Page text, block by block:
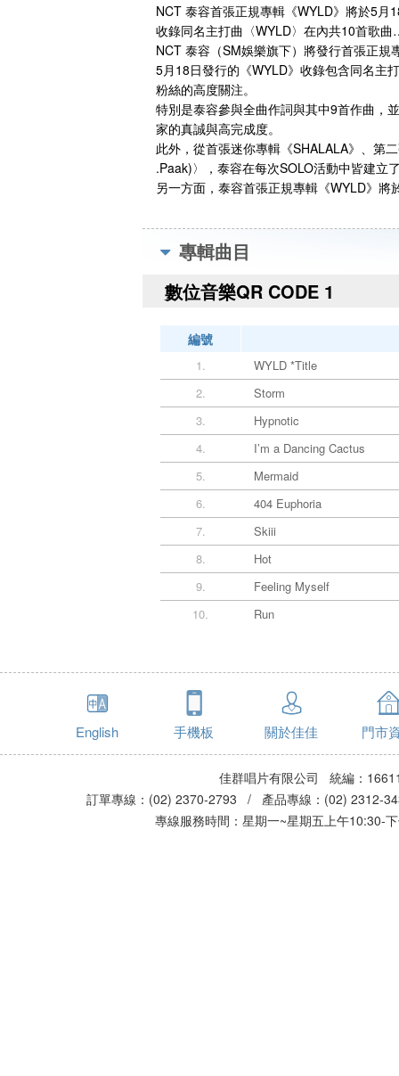
NCT 泰容首張正規專輯《WYLD》將於5月
收錄同名主打曲〈WYLD〉在內共10首歌
NCT 泰容（SM娛樂旗下）將發行首張正規
5月18日發行的《WYLD》收錄包含同名主
粉絲的高度關注。
特別是泰容參與全曲作詞與其中9首作曲，
家的真誠與高完成度。
此外，從首張迷你專輯《SHALALA》、第
.Paak)〉，泰容在每次SOLO活動中皆建立
另一方面，泰容首張正規專輯《WYLD》
專輯曲目
數位音樂QR CODE 1
編號
1.
WYLD *Title
2.
Storm
3.
Hypnotic
4.
I’m a Dancing Cactus
5.
Mermaid
6.
404 Euphoria
7.
Skiii
8.
Hot
9.
Feeling Myself
10.
Run
English 手機板 關於佳佳 門市
佳群唱片有限公司 統編：
訂單專線：(02) 2370-2793 / 產品專線：(02)
專線服務時間：星期一~星期五上午10:30-